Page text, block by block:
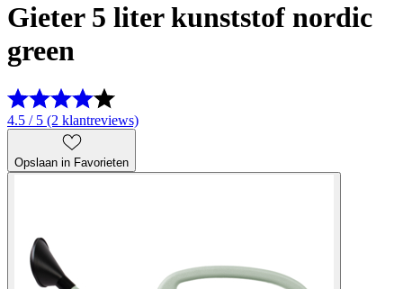
Gieter 5 liter kunststof nordic
green
4.5 / 5 (2 klantreviews)
Opslaan in Favorieten